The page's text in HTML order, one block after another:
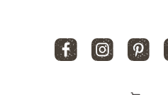
FacebookInstagram